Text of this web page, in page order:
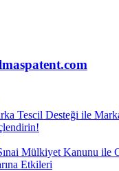
Tescil Desteği ile
Mülkiyet Kanunu ile
Etkileri